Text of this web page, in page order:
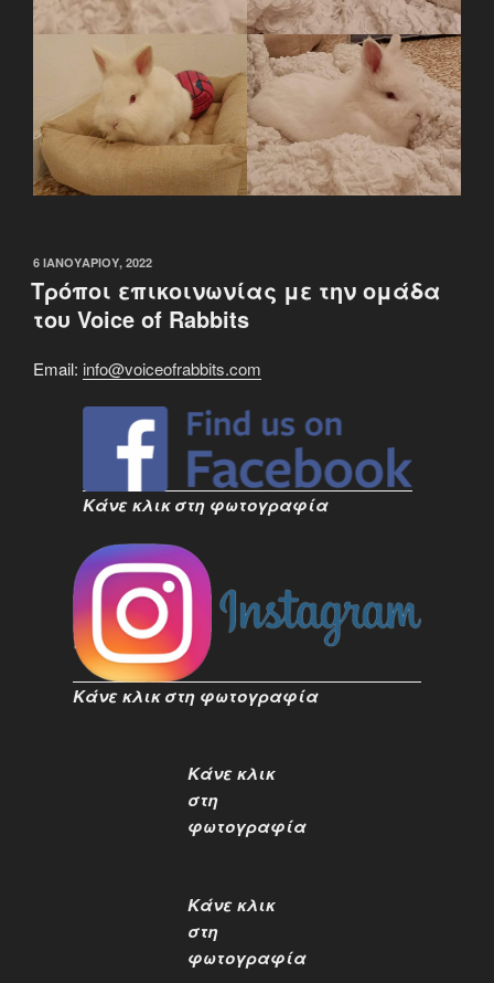
ΔΗΜΟΣΙΕΎΤΗΚΕ
ΣΤΙΣ
6 ΙΑΝΟΥΑΡΊΟΥ, 2022
Τρόποι επικοινωνίας με την ομάδα
του Voice of Rabbits
Email: info@voiceofrabbits.com
Κάνε κλικ στη φωτογραφία
Κάνε κλικ στη φωτογραφία
Κάνε κλικ
στη
φωτογραφία
Κάνε κλικ
στη
φωτογραφία